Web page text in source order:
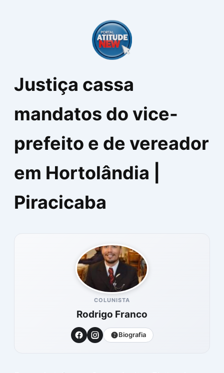
Justiça cassa
mandatos do vice-
prefeito e de vereador
em Hortolândia |
Piracicaba
COLUNISTA
Rodrigo Franco
Biografia